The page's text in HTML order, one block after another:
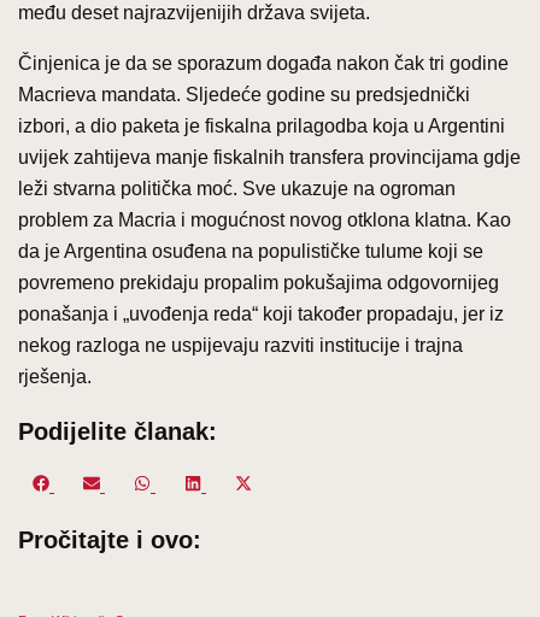
među deset najrazvijenijih država svijeta.
Činjenica je da se sporazum događa nakon čak tri godine
Macrieva mandata. Sljedeće godine su predsjednički
izbori, a dio paketa je fiskalna prilagodba koja u Argentini
uvijek zahtijeva manje fiskalnih transfera provincijama gdje
leži stvarna politička moć. Sve ukazuje na ogroman
problem za Macria i mogućnost novog otklona klatna. Kao
da je Argentina osuđena na populističke tulume koji se
povremeno prekidaju propalim pokušajima odgovornijeg
ponašanja i „uvođenja reda“ koji također propadaju, jer iz
nekog razloga ne uspijevaju razviti institucije i trajna
rješenja.
Podijelite članak:
Share
Facebook
Share
Email
Share
WhatsApp
Share
Pročitajte i ovo: